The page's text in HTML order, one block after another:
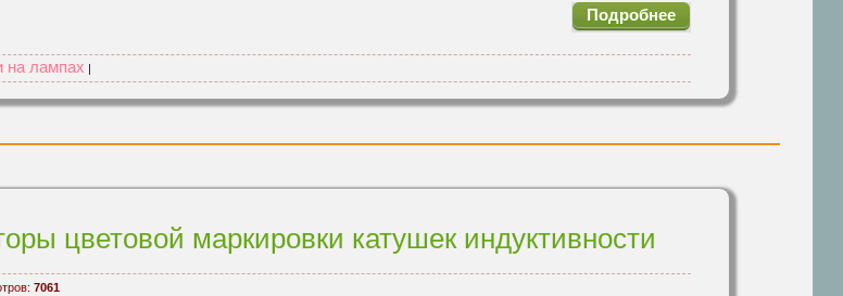
Подробнее
на лампах
цветовой маркировки катушек индуктивности
7061